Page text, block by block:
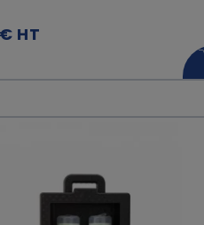
HT